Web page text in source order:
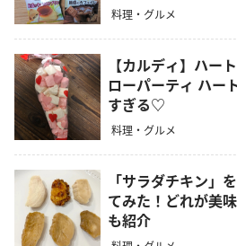
料理・グルメ
【カルディ】ハー
ローパーティ ハー
すぎる♡
料理・グルメ
「サラダチキン」
てみた！どれが美
も紹介